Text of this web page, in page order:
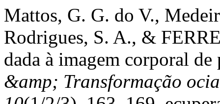
Mattos, G. G. do V.,
Rodrigues, S. A., &
dada à imagem corporal
&amp; Transformação